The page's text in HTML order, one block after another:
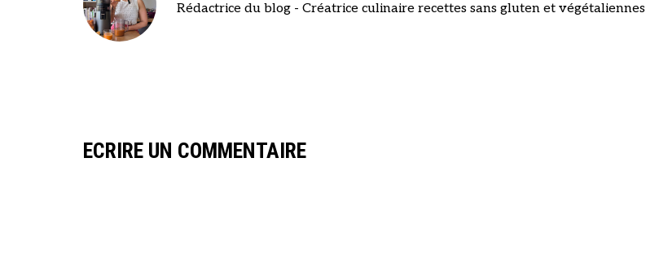
Rédactrice du blog - Créatrice culinaire recettes sans gluten et végétaliennes
ECRIRE UN COMMENTAIRE